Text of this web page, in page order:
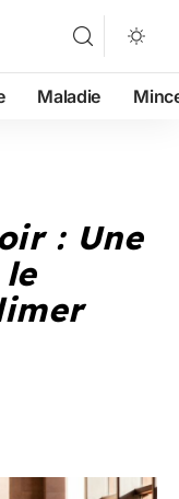
Maladie
: Une